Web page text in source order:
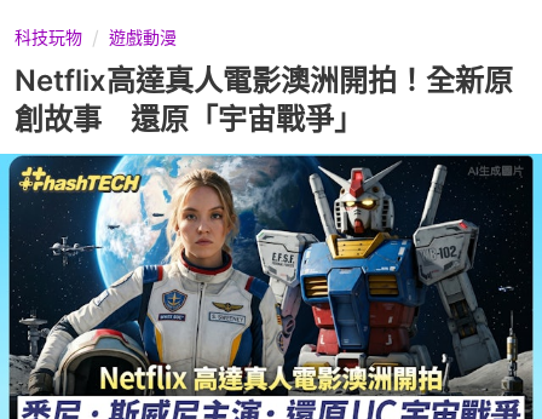
科技玩物 遊戲動漫
Netflix高達真人電影澳洲開拍！全新原
創故事 還原「宇宙戰爭」